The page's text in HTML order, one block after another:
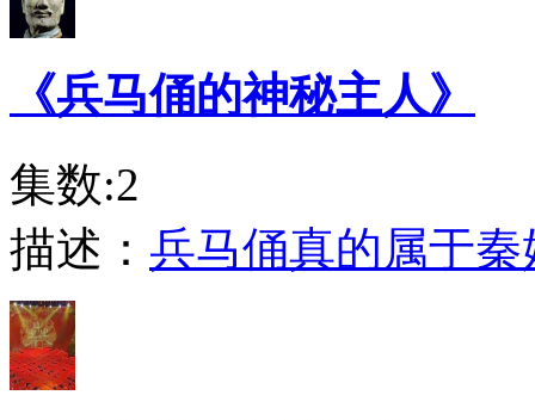
《兵马俑的神秘主人》
集数:2
描述： 兵马俑真的属于秦